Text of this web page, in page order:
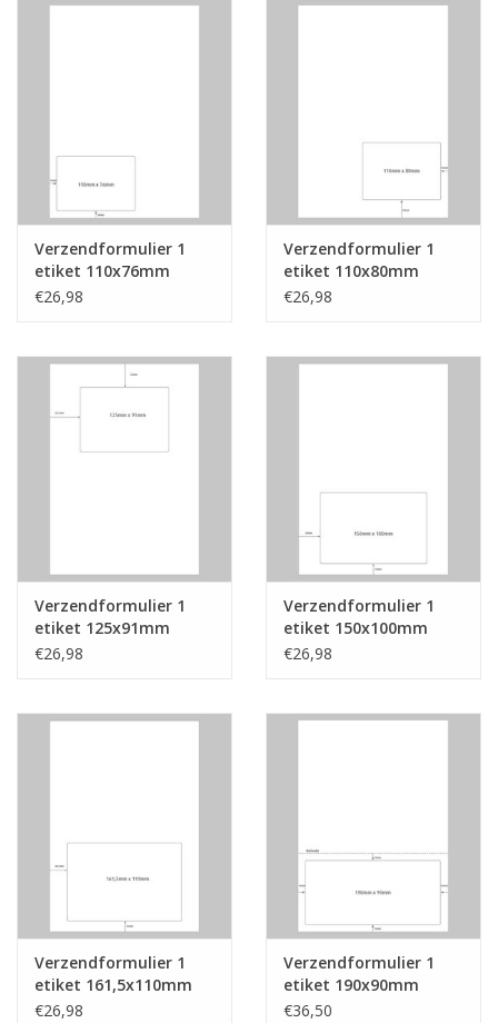
Verzendformulier 1
etiket 110x76mm
€26,98
Verzendformulier 1
etiket 110x80mm
€26,98
Verzendformulier 1
etiket 125x91mm
€26,98
Verzendformulier 1
etiket 150x100mm
€26,98
Verzendformulier 1
etiket 161,5x110mm
€26,98
Verzendformulier 1
etiket 190x90mm
€36,50